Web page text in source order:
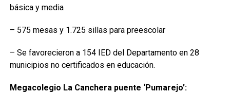
básica y media
– 575 mesas y 1.725 sillas para preescolar
– Se favorecieron a 154 IED del Departamento en 28
municipios no certificados en educación.
Megacolegio La Canchera puente ‘Pumarejo’: